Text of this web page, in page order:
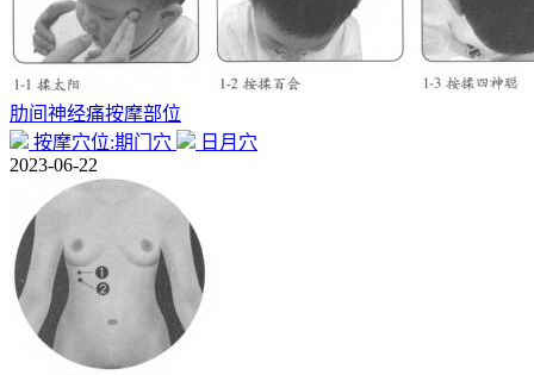
肋间神经痛按摩部位
按摩穴位:期门穴
日月穴
2023-06-22